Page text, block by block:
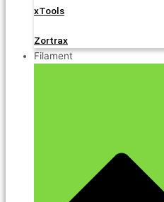
xTools
Zortrax
Filament